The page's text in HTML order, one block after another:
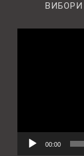
ВИБОРИ
00:00